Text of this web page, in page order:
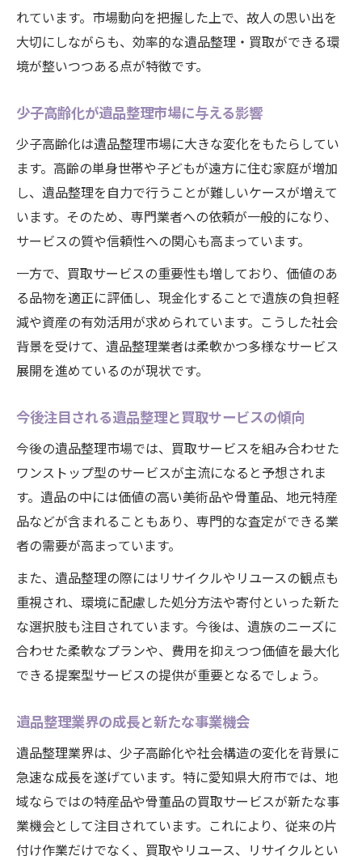
れています。市場動向を把握した上で、故人の思い出を
大切にしながらも、効率的な遺品整理・買取ができる環
境が整いつつある点が特徴です。
少子高齢化が遺品整理市場に与える影響
少子高齢化は遺品整理市場に大きな変化をもたらしてい
ます。高齢の単身世帯や子どもが遠方に住む家庭が増加
し、遺品整理を自力で行うことが難しいケースが増えて
います。そのため、専門業者への依頼が一般的になり、
サービスの質や信頼性への関心も高まっています。
一方で、買取サービスの重要性も増しており、価値のあ
る品物を適正に評価し、現金化することで遺族の負担軽
減や資産の有効活用が求められています。こうした社会
背景を受けて、遺品整理業者は柔軟かつ多様なサービス
展開を進めているのが現状です。
今後注目される遺品整理と買取サービスの傾向
今後の遺品整理市場では、買取サービスを組み合わせた
ワンストップ型のサービスが主流になると予想されま
す。遺品の中には価値の高い美術品や骨董品、地元特産
品などが含まれることもあり、専門的な査定ができる業
者の需要が高まっています。
また、遺品整理の際にはリサイクルやリユースの観点も
重視され、環境に配慮した処分方法や寄付といった新た
な選択肢も注目されています。今後は、遺族のニーズに
合わせた柔軟なプランや、費用を抑えつつ価値を最大化
できる提案型サービスの提供が重要となるでしょう。
遺品整理業界の成長と新たな事業機会
遺品整理業界は、少子高齢化や社会構造の変化を背景に
急速な成長を遂げています。特に愛知県大府市では、地
域ならではの特産品や骨董品の買取サービスが新たな事
業機会として注目されています。これにより、従来の片
付け作業だけでなく、買取やリユース、リサイクルとい